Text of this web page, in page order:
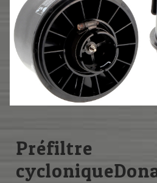
Pieces
CONTACT
Préfiltre